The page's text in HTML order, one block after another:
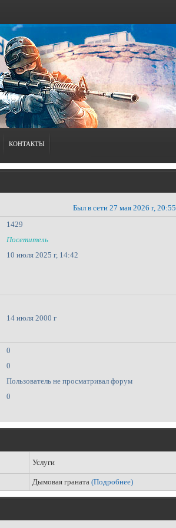
КОНТАКТЫ
Был в сети 27 мая 2026 г, 20:55
1429
Посетитель
10 июля 2025 г, 14:42
14 июля 2000 г
0
0
Пользователь не просматривал форум
0
Услуги
Дымовая граната (Подробнее)